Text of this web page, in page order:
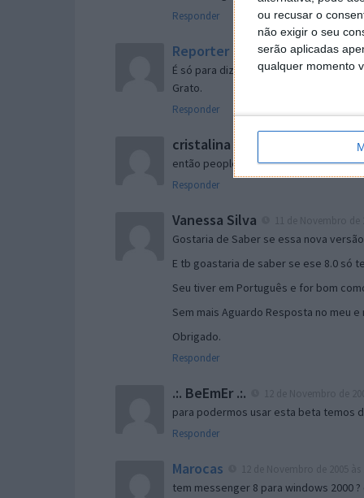
ou recusar o
não exigir o seu
serão aplicadas
qualquer momento
Responder
Reporter 7 de Novembro de 2005 às
É só para dizer que ainda não me
Grato.
Responder
cristalina 11 de Novembro de 2005
então people
Responder
Vanessa Silva
Gostaria de Saber se essa nova
E tb goastaria de saber se ese 8.0 só
Seu tiver em Português e for bom
Sem mais Aguardo Resposta no meu e
Obrigado.
Responder
.:. BeEmEr .:.
para podermos usar esta beta temos
Responder
Marocas
tem messenger 8 para windows 2000